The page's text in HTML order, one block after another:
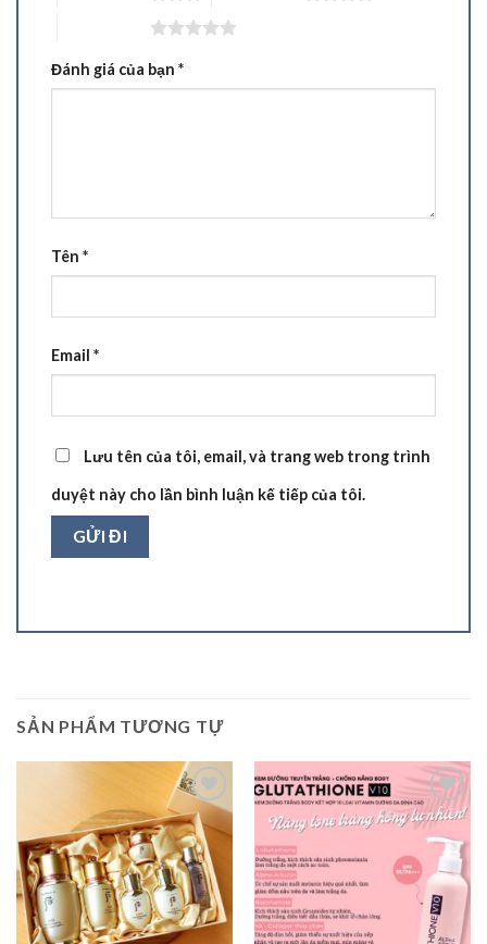
Đánh giá của bạn *
Tên *
Email *
Lưu tên của tôi, email, và trang web trong trình
duyệt này cho lần bình luận kế tiếp của tôi.
SẢN PHẨM TƯƠNG TỰ
Add to
wishlist
Add to
wishlist